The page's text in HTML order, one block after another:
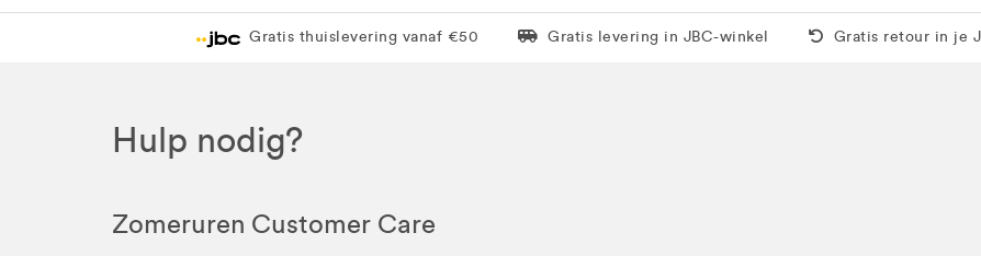
Gratis thuislevering vanaf €50 Levering in 1 pakket
Gratis levering in JBC-winkel Gratis thuis vanaf
Gratis retour in je
Hulp nodig?
Zomeruren Customer Care